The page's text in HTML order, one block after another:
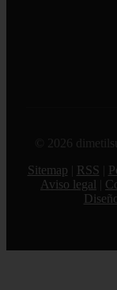
© 2026
Sitemap
RSS
Aviso legal